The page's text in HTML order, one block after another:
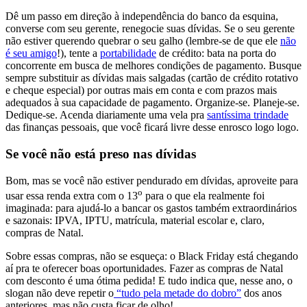
Dê um passo em direção à independência do banco da esquina,
converse com seu gerente, renegocie suas dívidas. Se o seu gerente
não estiver querendo quebrar o seu galho (lembre-se de que ele não
é seu amigo!), tente a portabilidade de crédito: bata na porta do
concorrente em busca de melhores condições de pagamento. Busque
sempre substituir as dívidas mais salgadas (cartão de crédito rotativo
e cheque especial) por outras mais em conta e com prazos mais
adequados à sua capacidade de pagamento. Organize-se. Planeje-se.
Dedique-se. Acenda diariamente uma vela pra santíssima trindade
das finanças pessoais, que você ficará livre desse enrosco logo logo.
Se você não está preso nas dívidas
Bom, mas se você não estiver pendurado em dívidas, aproveite para
usar essa renda extra com o 13o para o que ela realmente foi
imaginada: para ajudá-lo a bancar os gastos também extraordinários
e sazonais: IPVA, IPTU, matrícula, material escolar e, claro,
compras de Natal.
Sobre essas compras, não se esqueça: o Black Friday está chegando
aí pra te oferecer boas oportunidades. Fazer as compras de Natal
com desconto é uma ótima pedida! E tudo indica que, nesse ano, o
slogan não deve repetir o “tudo pela metade do dobro” dos anos